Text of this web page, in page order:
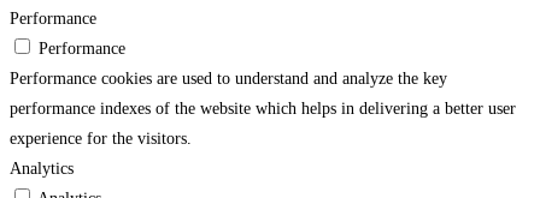
Performance
Performance
Performance cookies are used to understand and analyze the key
performance indexes of the website which helps in delivering a better user
experience for the visitors.
Analytics